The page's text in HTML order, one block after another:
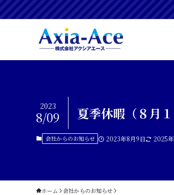
夏季休暇（８月
2023
8/09
会社からのお知らせ 2023年8月9日 2025
ホーム 会社からのお知らせ